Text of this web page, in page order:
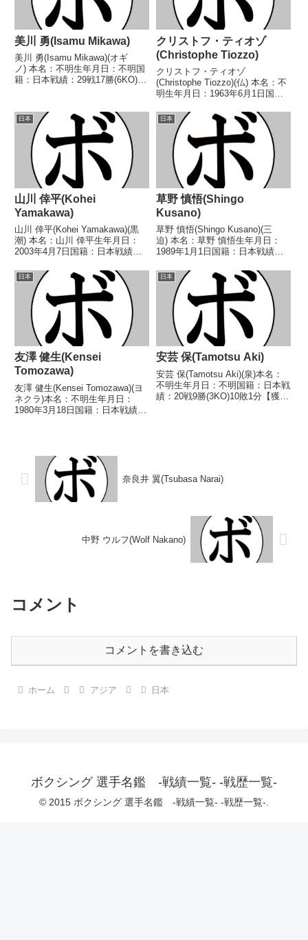
美川 勇(Isamu Mikawa)
美川 勇(Isamu Mikawa)(オギ
ノ) 本名：不明生年月日：不明国
籍：日本戦績：29戦17勝(6KO)9
定 (採点不明) 角井 一郎(革
新)1963/05/13 ○...
クリストフ・ティオゾ
(Christophe Tiozzo)
クリストフ・ティオゾ
(Christophe Tiozzo)(仏) 本名：不
明生年月日：1963年6月1日国
敗 【獲得タイトル】1982年度フ
ランス選手権ライトミドル級優勝
(アマチュア)1983年度フラン...
日本
山川 倖平(Kohei
Yamakawa)
山川 倖平(Kohei Yamakawa)(黒
潮) 本名：山川 倖平生年月日：
2003年4月7日国籍：日本戦績：6
なし 【戦歴】2023/09/24 ●4R
判定 0-3(35-40、36-39、36-3...
日本
草野 慎悟(Shingo
Kusano)
草野 慎悟(Shingo Kusano)(三
迫) 本名：草野 慎悟生年月日：
1989年1月1日国籍：日本戦績：
イトル】2013年度東日本フェザ
ー級新人王 【戦歴】
2011/04/05 ○1RKO 青...
日本
友澤 健生(Kensei
Tomozawa)
友澤 健生(Kensei Tomozawa)(ヨ
ネクラ)本名：不明生年月日：
1980年3月18日国籍：日本戦績：
1998/11/24 ○1RTKO ...
日本
安芸 保(Tamotsu Aki)
安芸 保(Tamotsu Aki)(泉)本名：
不明生年月日：不明国籍：日本戦
績：20戦9勝(3KO)10敗1分【獲得
奈良井 翼(Tsubasa Narai)
中野 ウルフ(Wolf Nakano)
コメント
コメントを書き込む
ホーム アジア 日本
ボクシング 選手名鑑 -戦績一覧- -戦歴一覧-
© 2015 ボクシング 選手名鑑 -戦績一覧- -戦歴一覧-.